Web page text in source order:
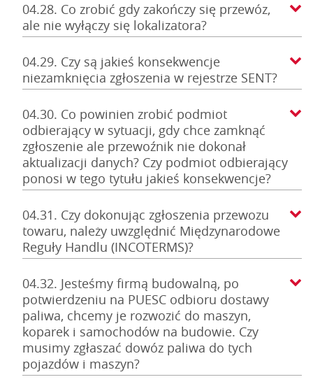
04.28. Co zrobić gdy zakończy się przewóz,
ale nie wyłączy się lokalizatora?
04.29. Czy są jakieś konsekwencje
niezamknięcia zgłoszenia w rejestrze SENT?
04.30. Co powinien zrobić podmiot
odbierający w sytuacji, gdy chce zamknąć
zgłoszenie ale przewoźnik nie dokonał
aktualizacji danych? Czy podmiot odbierający
ponosi w tego tytułu jakieś konsekwencje?
04.31. Czy dokonując zgłoszenia przewozu
towaru, należy uwzględnić Międzynarodowe
Reguły Handlu (INCOTERMS)?
04.32. Jesteśmy firmą budowalną, po
potwierdzeniu na PUESC odbioru dostawy
paliwa, chcemy je rozwozić do maszyn,
koparek i samochodów na budowie. Czy
musimy zgłaszać dowóz paliwa do tych
pojazdów i maszyn?